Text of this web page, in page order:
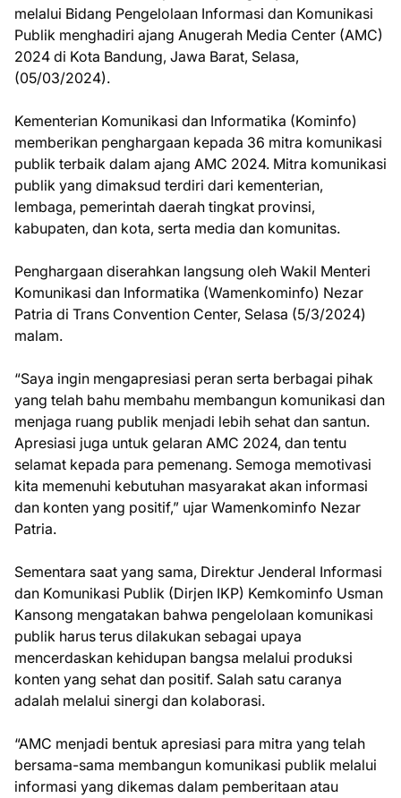
melalui Bidang Pengelolaan Informasi dan Komunikasi
Publik menghadiri ajang Anugerah Media Center (AMC)
2024 di Kota Bandung, Jawa Barat, Selasa,
(05/03/2024).
Kementerian Komunikasi dan Informatika (Kominfo)
memberikan penghargaan kepada 36 mitra komunikasi
publik terbaik dalam ajang AMC 2024. Mitra komunikasi
publik yang dimaksud terdiri dari kementerian,
lembaga, pemerintah daerah tingkat provinsi,
kabupaten, dan kota, serta media dan komunitas.
Penghargaan diserahkan langsung oleh Wakil Menteri
Komunikasi dan Informatika (Wamenkominfo) Nezar
Patria di Trans Convention Center, Selasa (5/3/2024)
malam.
“Saya ingin mengapresiasi peran serta berbagai pihak
yang telah bahu membahu membangun komunikasi dan
menjaga ruang publik menjadi lebih sehat dan santun.
Apresiasi juga untuk gelaran AMC 2024, dan tentu
selamat kepada para pemenang. Semoga memotivasi
kita memenuhi kebutuhan masyarakat akan informasi
dan konten yang positif,” ujar Wamenkominfo Nezar
Patria.
Sementara saat yang sama, Direktur Jenderal Informasi
dan Komunikasi Publik (Dirjen IKP) Kemkominfo Usman
Kansong mengatakan bahwa pengelolaan komunikasi
publik harus terus dilakukan sebagai upaya
mencerdaskan kehidupan bangsa melalui produksi
konten yang sehat dan positif. Salah satu caranya
adalah melalui sinergi dan kolaborasi.
“AMC menjadi bentuk apresiasi para mitra yang telah
bersama-sama membangun komunikasi publik melalui
informasi yang dikemas dalam pemberitaan atau